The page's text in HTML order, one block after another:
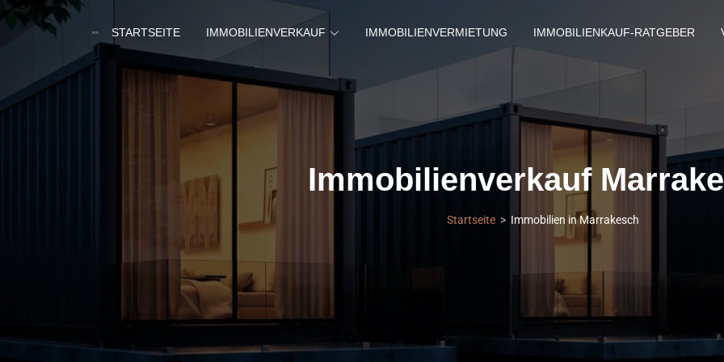
STARTSEITE IMMOBILIENVERKAUF IMMOBILIENVERMIETUNG IMMOBILIENKAUF-RATGEBER
Immobilienverkauf
Startseite Immobilien in Marrakesch